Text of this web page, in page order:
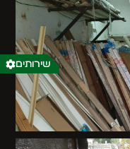
שירותים